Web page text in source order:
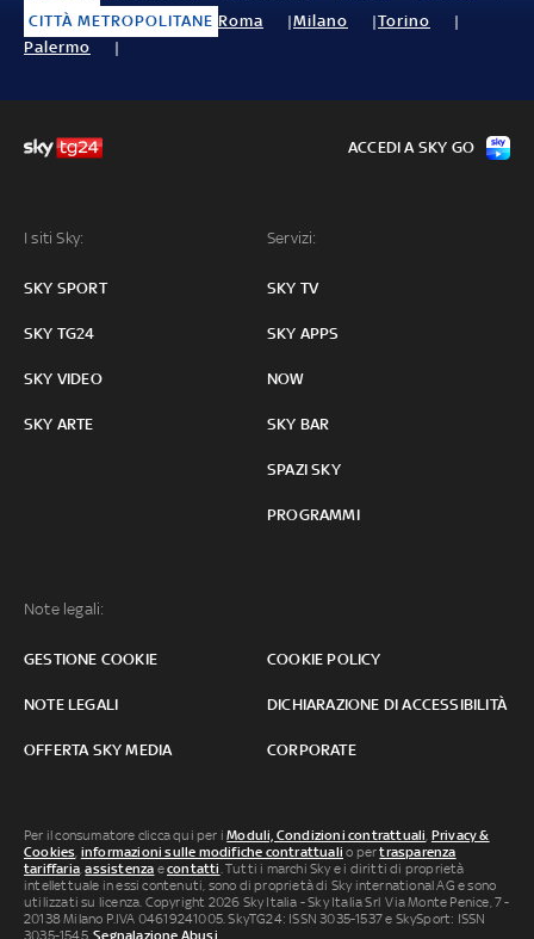
CITTÀ METROPOLITANE Roma Milano
Torino
Palermo
I siti Sky:
SKY SPORT
SKY TG24
SKY VIDEO
SKY ARTE
Servizi:
SKY TV
SKY APPS
NOW
SKY BAR
SPAZI SKY
PROGRAMMI
Note legali:
GESTIONE COOKIE COOKIE POLICY
NOTE LEGALI DICHIARAZIONE DI ACCESSIBILITÀ
OFFERTA SKY MEDIA CORPORATE
ACCEDI A SKY GO
Per il consumatore clicca qui per iModuli, Condizioni contrattuali, Privacy &
Cookies, informazioni sulle modifiche contrattuali o pertrasparenza
tariffaria,assistenza econtatti. Tutti i marchi Sky e i diritti di proprietà
intellettuale in essi contenuti, sono di proprietà di Sky international AG e sono
utilizzati su licenza. Copyright 2026 Sky Italia - Sky Italia Srl Via Monte Penice, 7 -
20138 Milano P.IVA 04619241005. SkyTG24: ISSN 3035-1537 e SkySport: ISSN
3035-1545.Segnalazione Abusi